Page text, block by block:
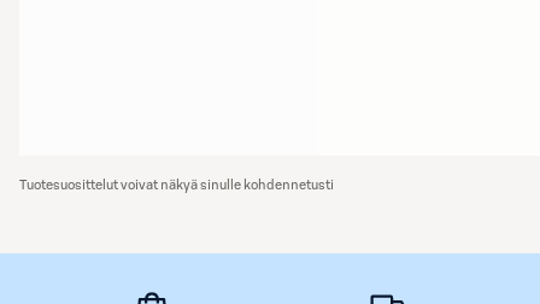
Tuotesuosittelut voivat näkyä sinulle kohdennetusti